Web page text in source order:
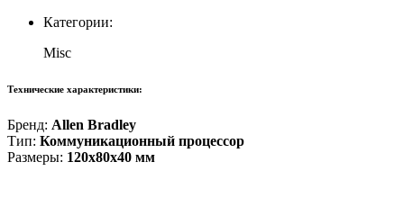
Категории:
Misc
Технические характеристики:
Бренд: Allen Bradley
Тип: Коммуникационный процессор
Размеры: 120x80x40 мм